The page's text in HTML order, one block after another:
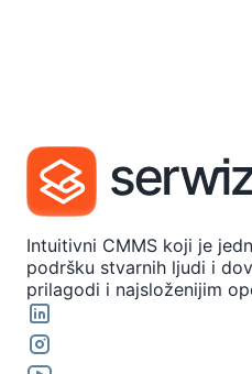
Intuitivni CMMS koji je
podršku stvarnih ljudi i
prilagodi i najsloženijim